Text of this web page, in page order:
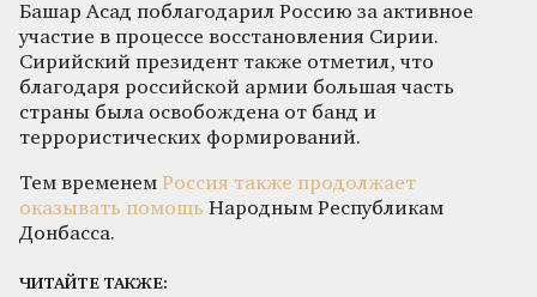
Башар Асад поблагодарил Россию за активное
участие в процессе восстановления Сирии.
Сирийский президент также отметил, что
благодаря российской армии большая часть
страны была освобождена от банд и
террористических формирований.
Тем временем Россия также продолжает
оказывать помощь Народным Республикам
Донбасса.
ЧИТАЙТЕ ТАКЖЕ: